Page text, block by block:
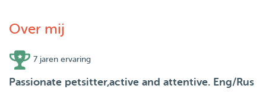
Over mij
7 jaren ervaring
Passionate petsitter,active and attentive. Eng/Rus